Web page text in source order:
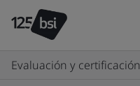
Evaluación y certificación